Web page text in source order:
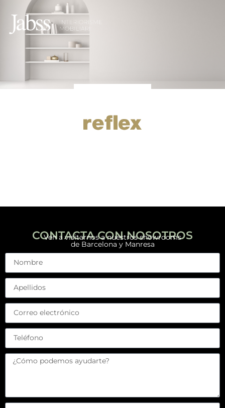
CONTACTA CON NOSOTROS
Ven a visitarnos a nuestros showrooms
de Barcelona y Manresa